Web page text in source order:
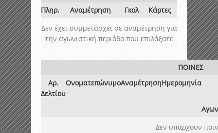
Πληρ.
Αναμέτρηση Γκολ
Κάρτες
Δεν έχει συμμετάσχει σε αναμέτρηση για
την αγωνιστική περιόδο που επιλάξατε
ΠΟΙΝΕΣ
Αρ.
Δελτίου
ΟνοματεπώνυμοΑναμέτρησηΗμερομηνία
Δεν υπάρχουν